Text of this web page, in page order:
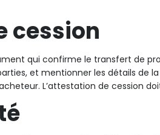
cession
qui confirme le transfert de
et mentionner les détails de
L’attestation de cession